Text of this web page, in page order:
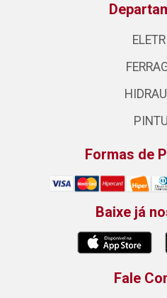
Formas de
Baixe já
Fale